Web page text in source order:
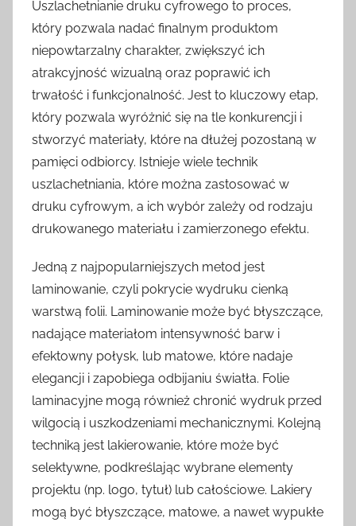
Uszlachetnianie druku cyfrowego to proces,
który pozwala nadać finalnym produktom
niepowtarzalny charakter, zwiększyć ich
atrakcyjność wizualną oraz poprawić ich
trwałość i funkcjonalność. Jest to kluczowy etap,
który pozwala wyróżnić się na tle konkurencji i
stworzyć materiały, które na dłużej pozostaną w
pamięci odbiorcy. Istnieje wiele technik
uszlachetniania, które można zastosować w
druku cyfrowym, a ich wybór zależy od rodzaju
drukowanego materiału i zamierzonego efektu.
Jedną z najpopularniejszych metod jest
laminowanie, czyli pokrycie wydruku cienką
warstwą folii. Laminowanie może być błyszczące,
nadające materiałom intensywność barw i
efektowny połysk, lub matowe, które nadaje
elegancji i zapobiega odbijaniu światła. Folie
laminacyjne mogą również chronić wydruk przed
wilgocią i uszkodzeniami mechanicznymi. Kolejną
techniką jest lakierowanie, które może być
selektywne, podkreślając wybrane elementy
projektu (np. logo, tytuł) lub całościowe. Lakiery
mogą być błyszczące, matowe, a nawet wypukłe